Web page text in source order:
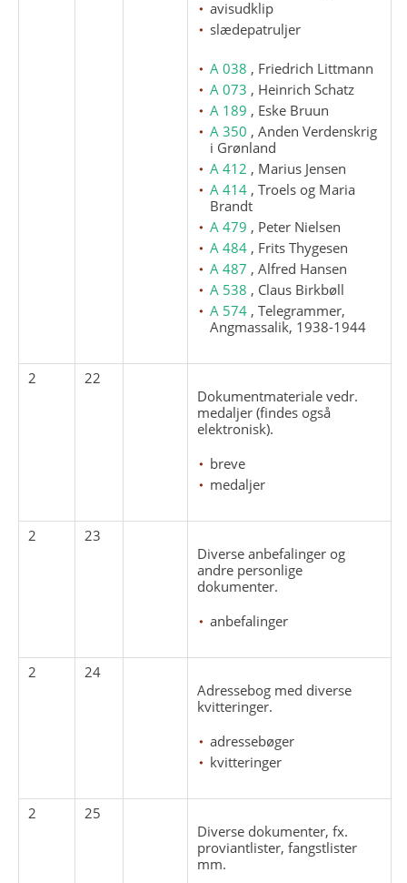
avisudklip
slædepatruljer
A 038 , Friedrich Littmann
A 073 , Heinrich Schatz
A 189 , Eske Bruun
A 350 , Anden Verdenskrig
i Grønland
A 412 , Marius Jensen
A 414 , Troels og Maria
Brandt
A 479 , Peter Nielsen
A 484 , Frits Thygesen
A 487 , Alfred Hansen
A 538 , Claus Birkbøll
A 574 , Telegrammer,
Angmassalik, 1938-1944
2
22
Dokumentmateriale vedr.
medaljer (findes også
elektronisk).
breve
medaljer
2
23
Diverse anbefalinger og
andre personlige
dokumenter.
anbefalinger
2
24
Adressebog med diverse
kvitteringer.
adressebøger
kvitteringer
2
25
Diverse dokumenter, fx.
proviantlister, fangstlister
mm.